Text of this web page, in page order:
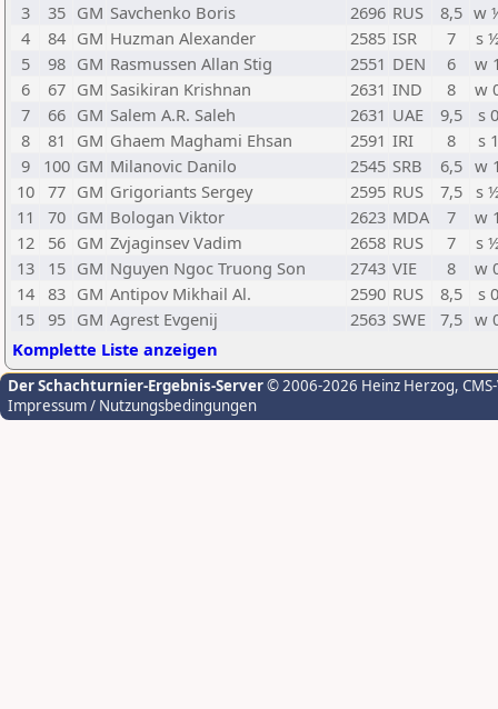
3
35 GM Savchenko Boris 2696 RUS 8,5 w
4
84 GM Huzman Alexander 2585 ISR 7
s
5
98 GM Rasmussen Allan Stig 2551 DEN 6
w
6
67 GM Sasikiran Krishnan 2631 IND 8
w
7
66 GM Salem A.R. Saleh 2631 UAE 9,5
s 0
8
81 GM Ghaem Maghami Ehsan 2591 IRI 8
s 1
9
100 GM Milanovic Danilo 2545 SRB 6,5 w
10 77 GM Grigoriants Sergey 2595 RUS 7,5
s
11
70 GM Bologan Viktor 2623 MDA 7
w
12
56 GM Zvjaginsev Vadim 2658 RUS 7
s
13
15 GM Nguyen Ngoc Truong Son 2743 VIE 8
w
14 83 GM Antipov Mikhail Al. 2590 RUS 8,5
s 0
15 95 GM Agrest Evgenij 2563 SWE 7,5 w
Komplette Liste anzeigen
Der Schachturnier-Ergebnis-Server© 2006-2026 Heinz Herzog,
Impressum / Nutzungsbedingungen